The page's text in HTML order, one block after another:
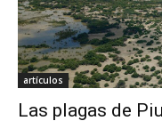
artículos
Las plagas de